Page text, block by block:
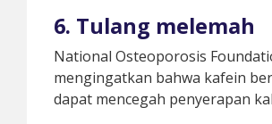
6. Tulang melemah
National Osteoporosis
mengingatkan bahwa kafein
dapat mencegah penyerapan